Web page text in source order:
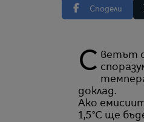
Сподели
Светът се приближава до прага от 1,5°C затопляне, заложен в Парижкото
доклад.
Ако
1,5°C ще